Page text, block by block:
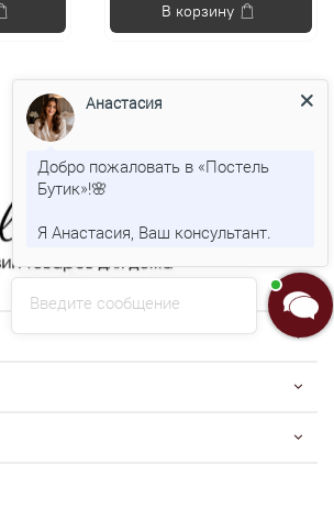
В корзину
Введите сообщение
Анастасия
Добро пожаловать в «Постель
Бутик»!🌸
Я Анастасия, Ваш консультант.